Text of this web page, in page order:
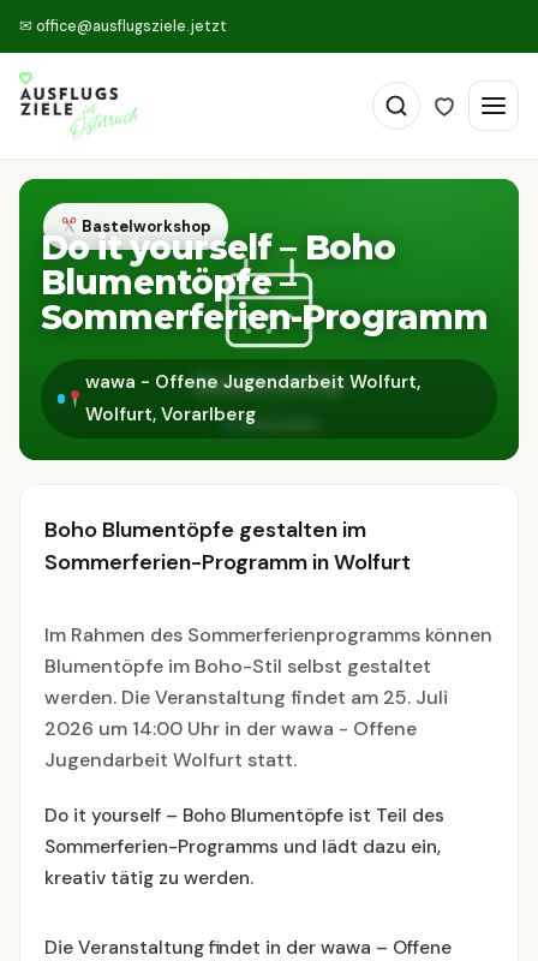
✉ office@ausflugsziele.jetzt
Bastelworkshop
Do it yourself – Boho
Blumentöpfe –
Sommerferien-Programm
wawa - Offene Jugendarbeit Wolfurt,
Wolfurt, Vorarlberg
Boho Blumentöpfe gestalten im
Sommerferien-Programm in Wolfurt
Im Rahmen des Sommerferienprogramms können
Blumentöpfe im Boho-Stil selbst gestaltet
werden. Die Veranstaltung findet am 25. Juli
2026 um 14:00 Uhr in der wawa - Offene
Jugendarbeit Wolfurt statt.
Do it yourself – Boho Blumentöpfe ist Teil des
Sommerferien-Programms und lädt dazu ein,
kreativ tätig zu werden.
Die Veranstaltung findet in der wawa – Offene